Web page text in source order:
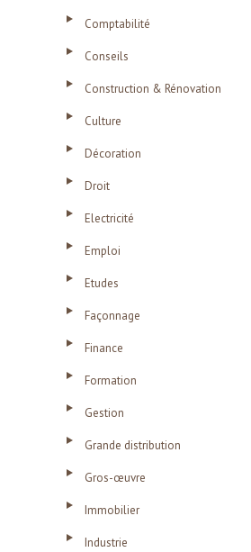
Comptabilité
Conseils
Construction & Rénovation
Culture
Décoration
Droit
Electricité
Emploi
Etudes
Façonnage
Finance
Formation
Gestion
Grande distribution
Gros-œuvre
Immobilier
Industrie